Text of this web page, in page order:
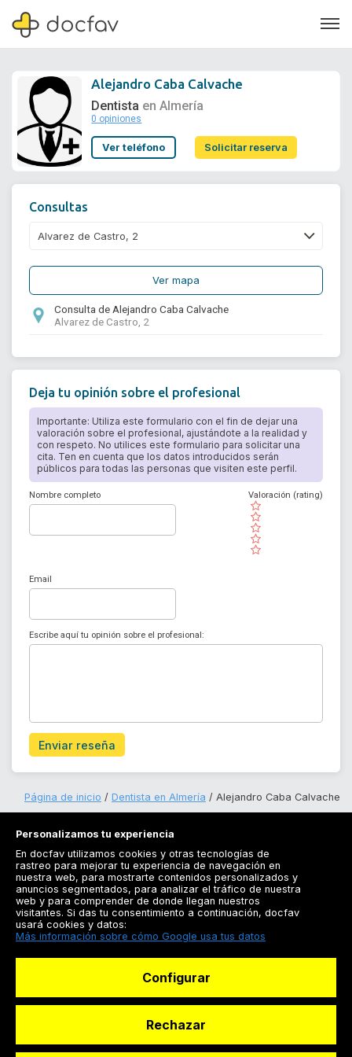
Soporte
Alejandro Caba Calvache
Dentista en Almería
0 opiniones
Ver teléfono Solicitar reserva
Consultas
Ver mapa
Consulta de Alejandro Caba Calvache
Alvarez de Castro, 2
Deja tu opinión sobre el profesional
Importante: Utiliza este formulario con el fin de dejar una
valoración sobre el profesional, ajustándote a la realidad y
con respeto. No utilices este formulario para solicitar una
cita. Ten en cuenta que los datos introducidos serán
públicos para todas las personas que visiten este perfil.
Nombre completo
( )
( )
( )
( )
( )
Valoración (rating)
Email
Escribe aquí tu opinión sobre el profesional:
Enviar reseña
Página de inicio Dentista en Almería Alejandro Caba Calvache
Registrarse
Docfav
Personalizamos tu experiencia
En docfav utilizamos cookies y otras tecnologías de
rastreo para mejorar tu experiencia de navegación en
nuestra web, para mostrarte contenidos personalizados y
anuncios segmentados, para analizar el tráfico de nuestra
web y para comprender de donde llegan nuestros
visitantes. Si das tu consentimiento a continuación, docfav
usará cookies y datos:
Más información sobre cómo Google usa tus datos
Configurar
Rechazar